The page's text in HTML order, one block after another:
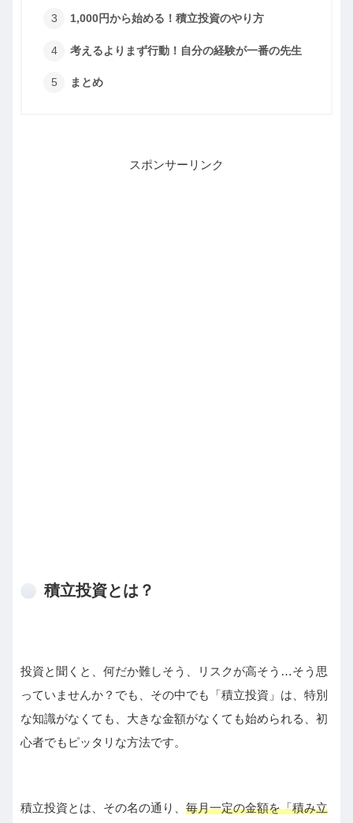
1,000円から始める！積立投資のやり方
考えるよりまず行動！自分の経験が一番の先生
まとめ
スポンサーリンク
積立投資とは？
投資と聞くと、何だか難しそう、リスクが高そう…そう思
っていませんか？でも、その中でも「積立投資」は、特別
な知識がなくても、大きな金額がなくても始められる、初
心者でもピッタリな方法です。
積立投資とは、その名の通り、 毎月一定の金額を「積み立